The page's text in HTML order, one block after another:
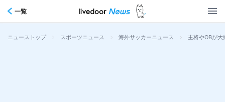
一覧
ニューストップ > スポーツニュース > 海外サッカーニュース > 主将やOBが